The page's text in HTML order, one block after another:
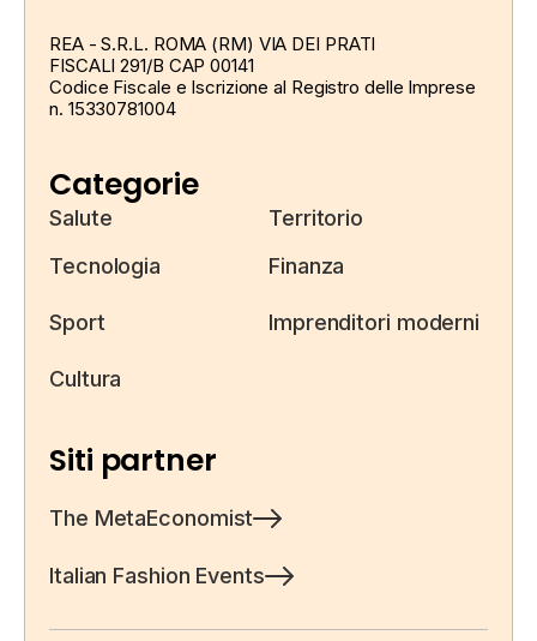
REA - S.R.L. ROMA (RM) VIA DEI PRATI
FISCALI 291/B CAP 00141
Codice Fiscale e Iscrizione al Registro delle Imprese
n. 15330781004
Categorie
Salute
Tecnologia
Sport
Cultura
Territorio
Finanza
Imprenditori moderni
Siti partner
The MetaEconomist
Italian Fashion Events